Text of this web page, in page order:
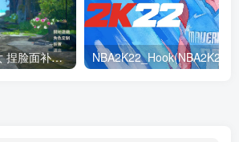
AI少女 1300位少女 捏脸面补数据整合包 总有一位是你想要的